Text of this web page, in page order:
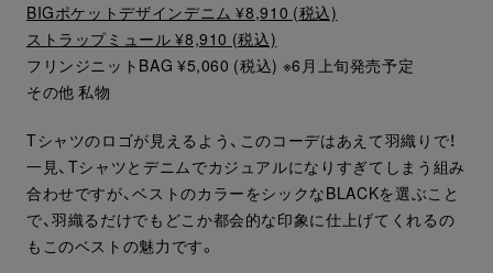
BIGポケットデザインデニム ¥8,910 (税込)
ストラップミュール ¥8,910 (税込)
フリンジニットBAG ¥5,060 (税込) ※6月上旬発売予定
その他 私物
Tシャツのロゴが見えるよう、このコーデはあえて羽織りで！
一見、Tシャツとデニムでカジュアルになりすぎてしまう組み
合わせですが、ベストのカラーをシックなBLACKを選ぶこと
で、羽織るだけでもどこか都会的な印象に仕上げてくれるの
もこのベストの魅力です。